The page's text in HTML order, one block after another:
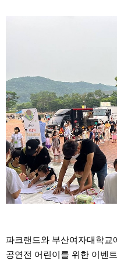
파크랜드와 부산여자대학교
공연전 어린이를 위한 이벤